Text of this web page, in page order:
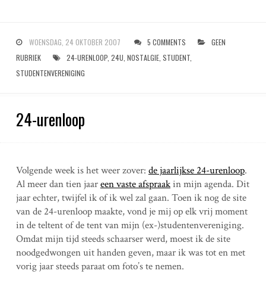
WOENSDAG, 24 OKTOBER 2007 5 COMMENTS
GEEN
RUBRIEK
24-URENLOOP, 24U NOSTALGIE, STUDENT,
STUDENTENVERENIGING
24-urenloop
Volgende week is het weer zover: de jaarlijkse 24-urenloop.
Al meer dan tien jaareen vaste afspraakin mijn agenda. Dit
jaar echter, twijfel ik of ik wel zal gaan. Toen ik nog de site
van de 24-urenloop maakte, vond je mij op elk vrij moment
in de teltent of de tent van mijn (ex-)studentenvereniging.
Omdat mijn tijd steeds schaarser werd, moest ik de site
noodgedwongen uit handen geven, maar ik was tot en met
vorig jaar steeds paraat om foto’s te nemen.